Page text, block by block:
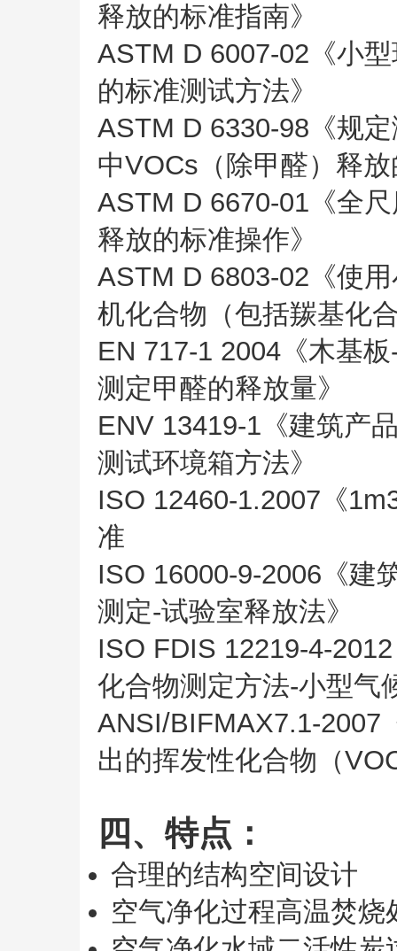
释放的标准指南》
ASTM D 6007-02《小
的标准测试方法》
ASTM D 6330-98《规
中VOCs（除甲醛）释
ASTM D 6670-01《全
释放的标准操作》
ASTM D 6803-02《使
机化合物（包括羰基化
EN 717-1 2004《木基
测定甲醛的释放量》
ENV 13419-1《建筑产
测试环境箱方法》
ISO 12460-1.2007《
准
ISO 16000-9-2006《建
测定-试验室释放法》
ISO FDIS 12219-4-
化合物测定方法-小型气
ANSI/BIFMAX7.1-2007
出的挥发性化合物（
四、特点：
合理的结构空间设计
空气净化过程高温焚烧